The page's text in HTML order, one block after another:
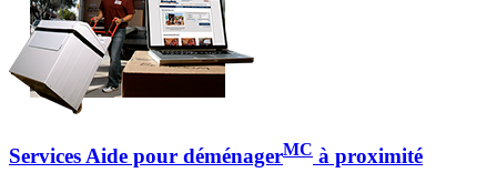
Services Aide pour déménagerMC à proximité